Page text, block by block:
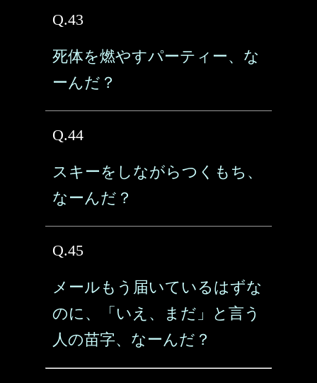
Q.43
死体を燃やすパーティー、な
ーんだ？
Q.44
スキーをしながらつくもち、
なーんだ？
Q.45
メールもう届いているはずな
のに、「いえ、まだ」と言う
人の苗字、なーんだ？